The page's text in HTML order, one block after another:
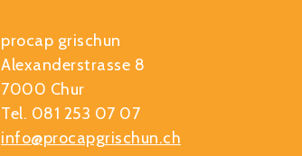
procap grischun
Alexanderstrasse 8
7000 Chur
Tel. 081 253 07 07
info@procapgrischun.ch